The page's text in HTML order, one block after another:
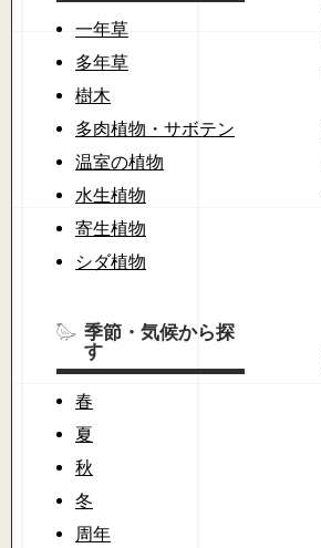
一年草
多年草
樹木
多肉植物・サボテン
温室の植物
水生植物
寄生植物
シダ植物
季節・気候から探
す
春
夏
秋
冬
周年